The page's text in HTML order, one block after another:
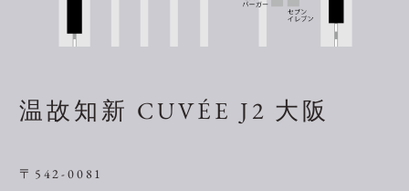
温故知新 CUVÉE J2 大阪
〒542-0081